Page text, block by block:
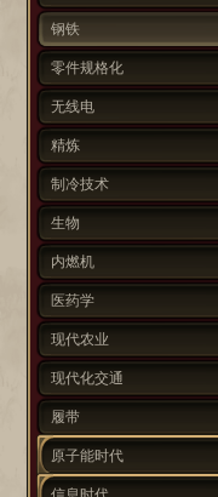
钢铁
零件规格化
无线电
精炼
制冷技术
生物
内燃机
医药学
现代农业
现代化交通
履带
原子能时代
信息时代